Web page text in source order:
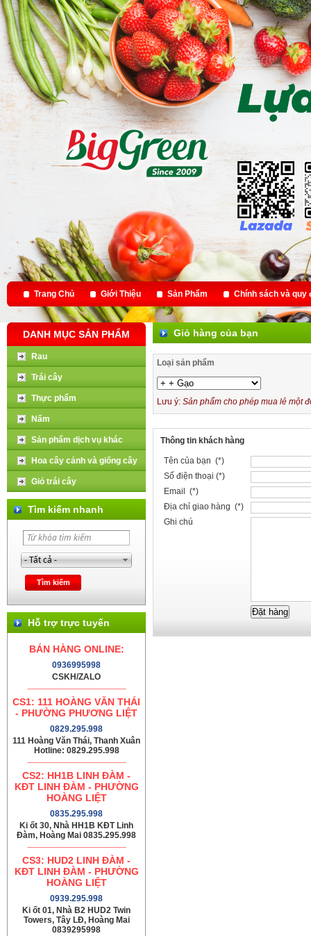
Trang Chủ Giới Thiệu Sản Phẩm Chính sách và quy
DANH MỤC SẢN PHẨM
Rau
Trái cây
Thực phẩm
Nấm
Sản phẩm dịch vụ khác
Hoa cây cảnh và giống cây
Giỏ trái cây
Tìm kiếm nhanh
Hỗ trợ trực tuyến
BÁN HÀNG ONLINE:
0936995998
CSKH/ZALO
CS1: 111 HOÀNG VĂN THÁI
- PHƯỜNG PHƯƠNG LIỆT
0829.295.998
111 Hoàng Văn Thái, Thanh Xuân
Hotline: 0829.295.998
CS2: HH1B LINH ĐÀM -
KĐT LINH ĐÀM - PHƯỜNG
HOÀNG LIỆT
0835.295.998
Ki ốt 30, Nhà HH1B KĐT Linh
Đàm, Hoàng Mai 0835.295.998
CS3: HUD2 LINH ĐÀM -
KĐT LINH ĐÀM - PHƯỜNG
HOÀNG LIỆT
0939.295.998
Ki ốt 01, Nhà B2 HUD2 Twin
Towers, Tây LĐ, Hoàng Mai
0839295998
Giỏ hàng của bạn
Loại sản phẩm
Lưu ý: Sản phẩm cho phép mua lẻ một
Thông tin khách hàng
Tên của bạn (*)
Số điện thoại (*)
Email (*)
Địa chỉ giao hàng (*)
Ghi chú